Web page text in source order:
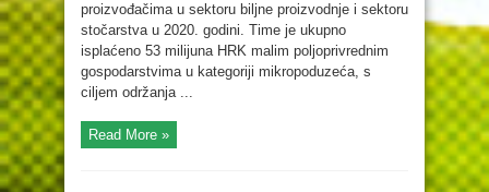
proizvođačima u sektoru biljne proizvodnje i sektoru
stočarstva u 2020. godini. Time je ukupno
isplaćeno 53 milijuna HRK malim poljoprivrednim
gospodarstvima u kategoriji mikropoduzeća, s
ciljem održanja ...
Read More »